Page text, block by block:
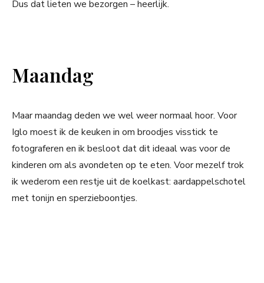
Dus dat lieten we bezorgen – heerlijk.
Maandag
Maar maandag deden we wel weer normaal hoor. Voor
Iglo moest ik de keuken in om broodjes visstick te
fotograferen en ik besloot dat dit ideaal was voor de
kinderen om als avondeten op te eten. Voor mezelf trok
ik wederom een restje uit de koelkast: aardappelschotel
met tonijn en sperzieboontjes.